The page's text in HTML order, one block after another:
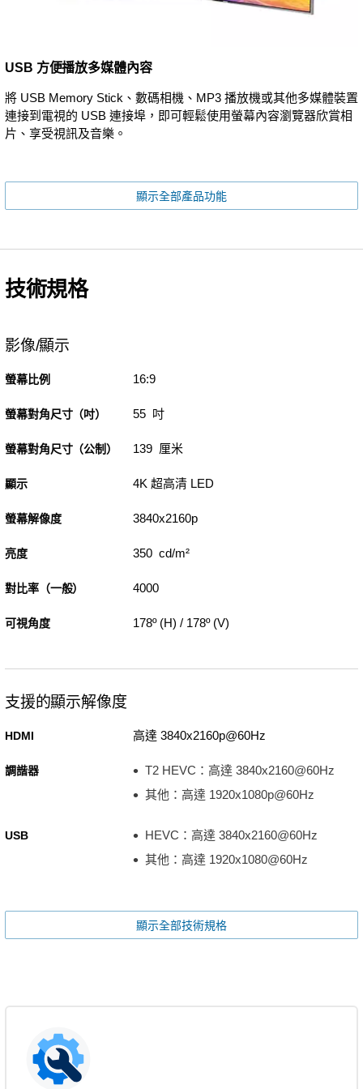
USB 方便播放多媒體內容
將 USB Memory Stick、數碼相機、MP3 播放機或其他多媒體裝置
連接到電視的 USB 連接埠，即可輕鬆使用螢幕內容瀏覽器欣賞相
片、享受視訊及音樂。
顯示全部產品功能
技術規格
影像/顯示
螢幕比例 16:9
螢幕對角尺寸（吋） 55 吋
螢幕對角尺寸（公制） 139 厘米
顯示 4K 超高清 LED
螢幕解像度 3840x2160p
亮度 350 cd/m²
對比率（一般） 4000
可視角度 178º (H) / 178º (V)
支援的顯示解像度
HDMI 高達 3840x2160p@60Hz
調諧器
T2 HEVC：高達 3840x2160@60Hz
其他：高達 1920x1080p@60Hz
USB
HEVC：高達 3840x2160@60Hz
其他：高達 1920x1080@60Hz
顯示全部技術規格